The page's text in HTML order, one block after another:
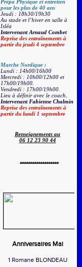
Prépa Physique et entretien
pour les plus de 40 ans
Jeudi : 18h30/19h30
Au stade et l’hiver en salle à
Isléa
Intervenant Arnaud Combet
Reprise des entraînements à
partir du jeudi 4 septembre
Marche Nordique :
Lundi : 14h00/16h00
Mercredi : 10h00/12h00 et
17h00/19h00.
Vendredi : 17h00/19h00.
Lieu à définir avec le coach.
Intervenant Fabienne Chalmin
Reprise des entraînements à
partir du lundi 1 septembre
Renseignements au
06 12 23 90 44
*******************
Anniversaires Mai
1 Romane BLONDEAU